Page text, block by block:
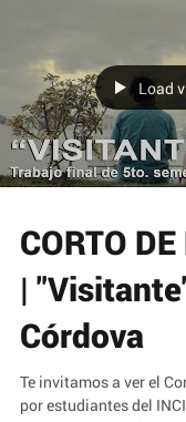
Load
CORTO DE
|
Córdova